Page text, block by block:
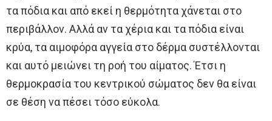
τα πόδια και από εκεί η θερμότητα χάνεται στο
περιβάλλον. Αλλά αν τα χέρια και τα πόδια είναι
κρύα, τα αιμοφόρα αγγεία στο δέρμα συστέλλονται
και αυτό μειώνει τη ροή του αίματος. Έτσι η
θερμοκρασία του κεντρικού σώματος δεν θα είναι
σε θέση να πέσει τόσο εύκολα.